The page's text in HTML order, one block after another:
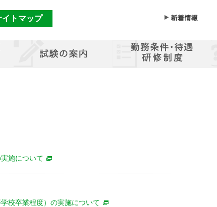
イトマップ
メ
ー
を
施について
校卒業程度）の実施について